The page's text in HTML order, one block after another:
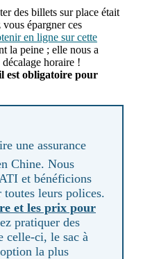
des billets sur place était
épargner ces
en ligne sur cette
la peine ; elle nous a
décalage horaire !
est obligatoire pour
une assurance
Chine. Nous
et bénéficions
leurs polices.
et les prix pour
pratiquer des
celle-ci, le sac à
la plus